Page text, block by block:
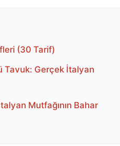
(30 Tarif)
Tavuk: Gerçek İtalyan
Mutfağının Bahar